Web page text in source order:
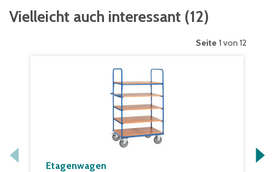
Vielleicht auch interessant (12)
Seite 1 von 12
Etagenwagen